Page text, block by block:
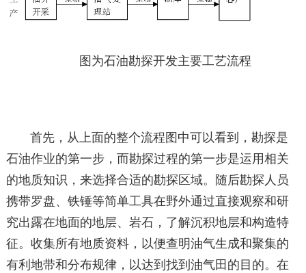
图为石油勘探开发主要工艺流程
首先，从上面的整个流程图中可以看到，勘探是
石油作业的第一步，而勘探过程的第一步是运用相关
的地质知识，来选择合适的勘探区域。随后勘探人员
携带罗盘、铁锤等简单工具在野外通过直接观察和研
究出露在地面的地层、岩石，了解沉积地层和构造特
征。收集所有地质资料，以便查明油气生成和聚集的
有利地带和分布规律，以达到找到油气田的目的。在